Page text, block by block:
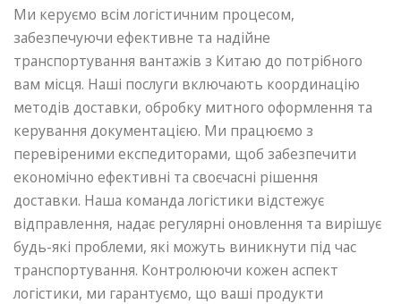
Ми керуємо всім логістичним процесом,
забезпечуючи ефективне та надійне
транспортування вантажів з Китаю до потрібного
вам місця. Наші послуги включають координацію
методів доставки, обробку митного оформлення та
керування документацією. Ми працюємо з
перевіреними експедиторами, щоб забезпечити
економічно ефективні та своєчасні рішення
доставки. Наша команда логістики відстежує
відправлення, надає регулярні оновлення та вирішує
будь-які проблеми, які можуть виникнути під час
транспортування. Контролюючи кожен аспект
логістики, ми гарантуємо, що ваші продукти